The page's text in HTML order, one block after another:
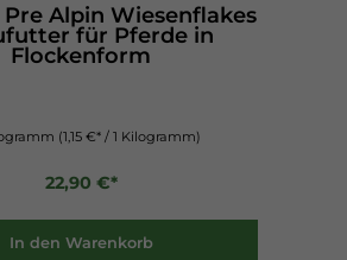
Alpin Wiesenflakes
für Pferde in
Flockenform
(1,15 €* / 1 Kilogramm)
22,90 €*
In den Warenkorb